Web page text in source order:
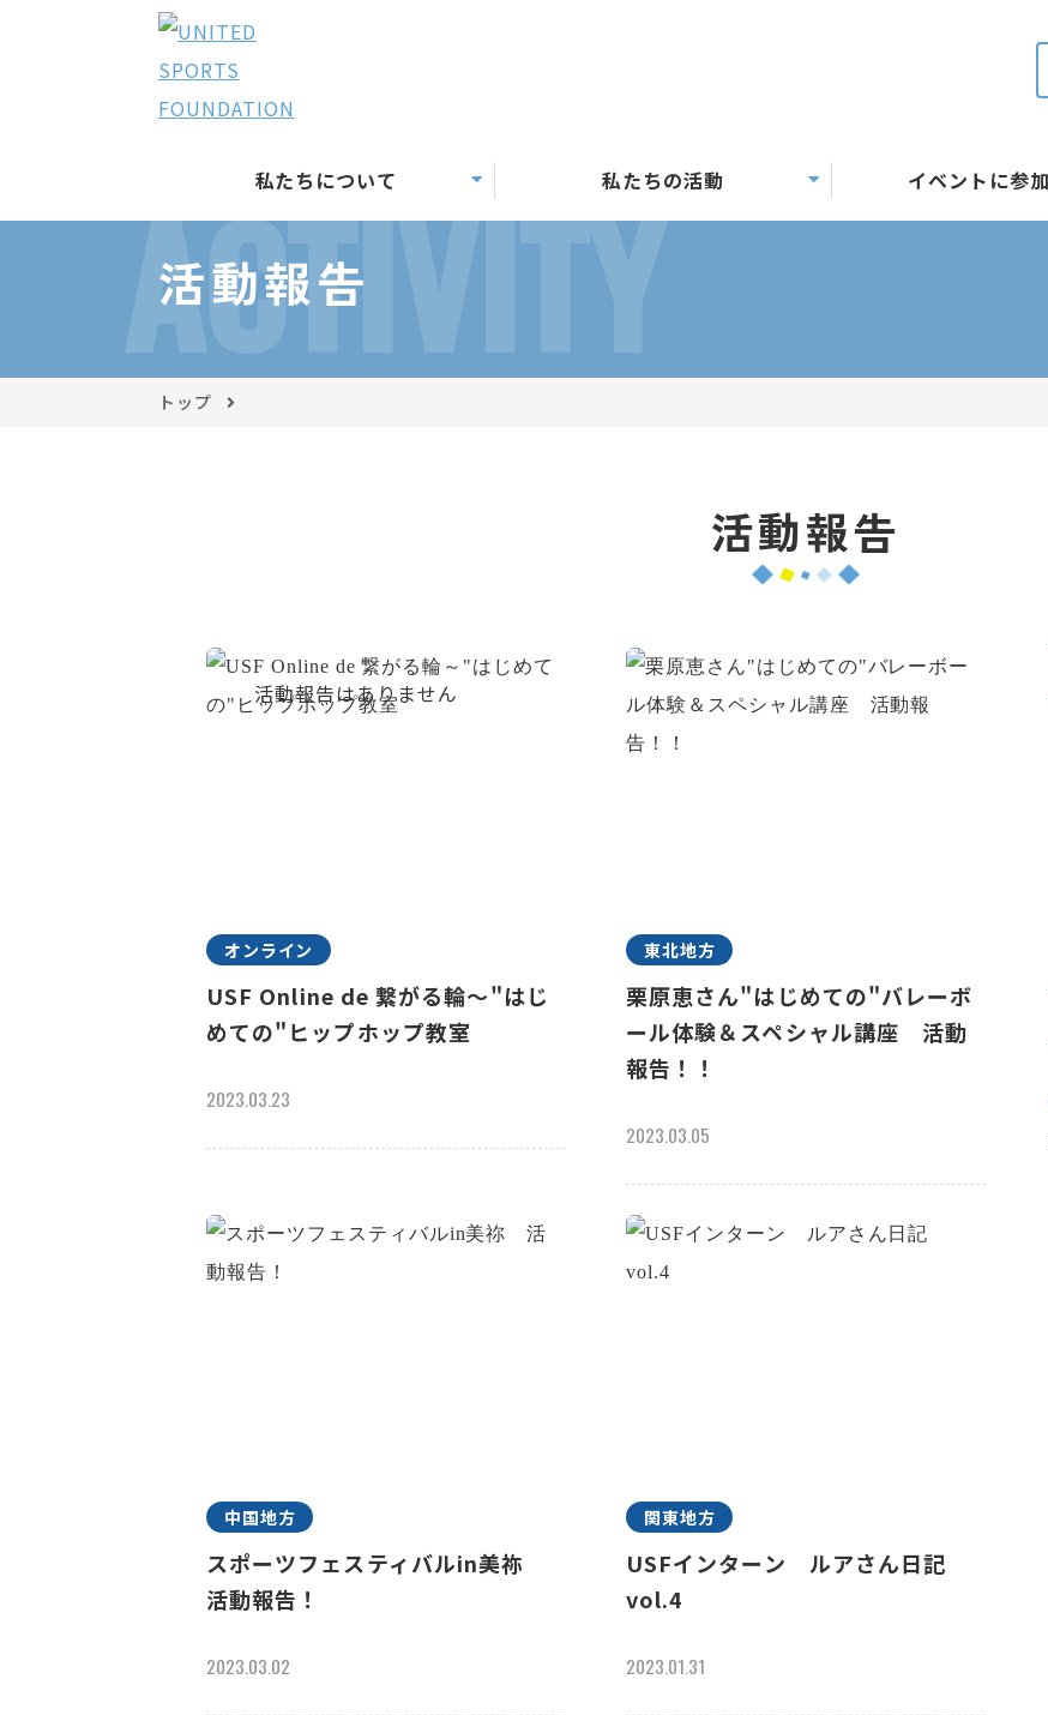
私たちについて 私たちの活動 イベントに参
ACTIVITY
活動報告
トップ
活動報告
オンライン
USF Online de 繋がる輪～"はじ
めての"ヒップホップ教室
2023.03.23
東北地方
栗原恵さん"はじめての"バレーボ
ール体験＆スペシャル講座 活動
報告！！
2023.03.05
中国地方
スポーツフェスティバルin美祢
活動報告！
2023.03.02
関東地方
USFインターン ルアさん日記
vol.4
2023.01.31